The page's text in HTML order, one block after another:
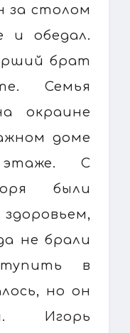
за столом
и обедал.
брат
Семья
окраине
доме
С
были
не брали
в
но он
Игорь